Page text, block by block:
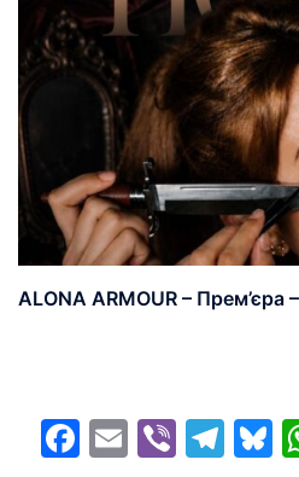
ALONA ARMOUR –
Facebook
EmailViber